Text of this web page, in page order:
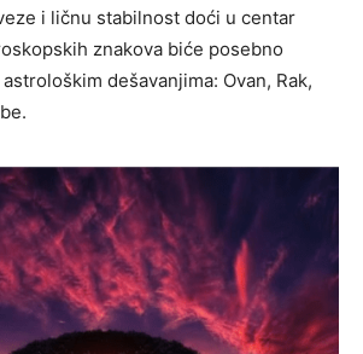
i ličnu stabilnost doći u centar
znakova biće posebno
dešavanjima: Ovan, Rak,